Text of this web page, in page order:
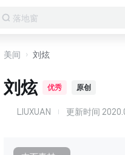
作品集
美间 刘炫
刘炫 优秀 原创
LIUXUAN 更新时间